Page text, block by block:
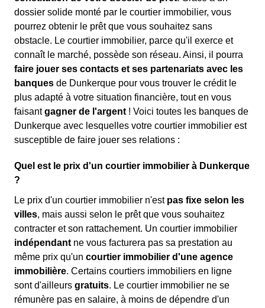
dossier solide monté par le courtier immobilier, vous
pourrez obtenir le prêt que vous souhaitez sans
obstacle. Le courtier immobilier, parce qu'il exerce et
connaît le marché, possède son réseau. Ainsi, il pourra
faire jouer ses contacts et ses partenariats avec les
banques de Dunkerque pour vous trouver le crédit le
plus adapté à votre situation financière, tout en vous
faisantgagner de l'argent ! Voici toutes les banques de
Dunkerque avec lesquelles votre courtier immobilier est
susceptible de faire jouer ses relations :
Quel est le prix d'un courtier immobilier à Dunkerque
?
Le prix d'un courtier immobilier n'est pas fixe selon les
villes, mais aussi selon le prêt que vous souhaitez
contracter et son rattachement. Un courtier immobilier
indépendant ne vous facturera pas sa prestation au
même prix qu'un courtier immobilier d'une agence
immobilière. Certains courtiers immobiliers en ligne
sont d'ailleurs gratuits. Le courtier immobilier ne se
rémunère pas en salaire, à moins de dépendre d'un